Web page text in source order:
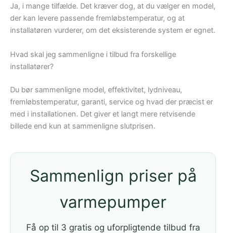
Ja, i mange tilfælde. Det kræver dog, at du vælger en model,
der kan levere passende fremløbstemperatur, og at
installatøren vurderer, om det eksisterende system er egnet.
Hvad skal jeg sammenligne i tilbud fra forskellige
installatører?
Du bør sammenligne model, effektivitet, lydniveau,
fremløbstemperatur, garanti, service og hvad der præcist er
med i installationen. Det giver et langt mere retvisende
billede end kun at sammenligne slutprisen.
Sammenlign priser på
varmepumper
Få op til 3 gratis og uforpligtende tilbud fra